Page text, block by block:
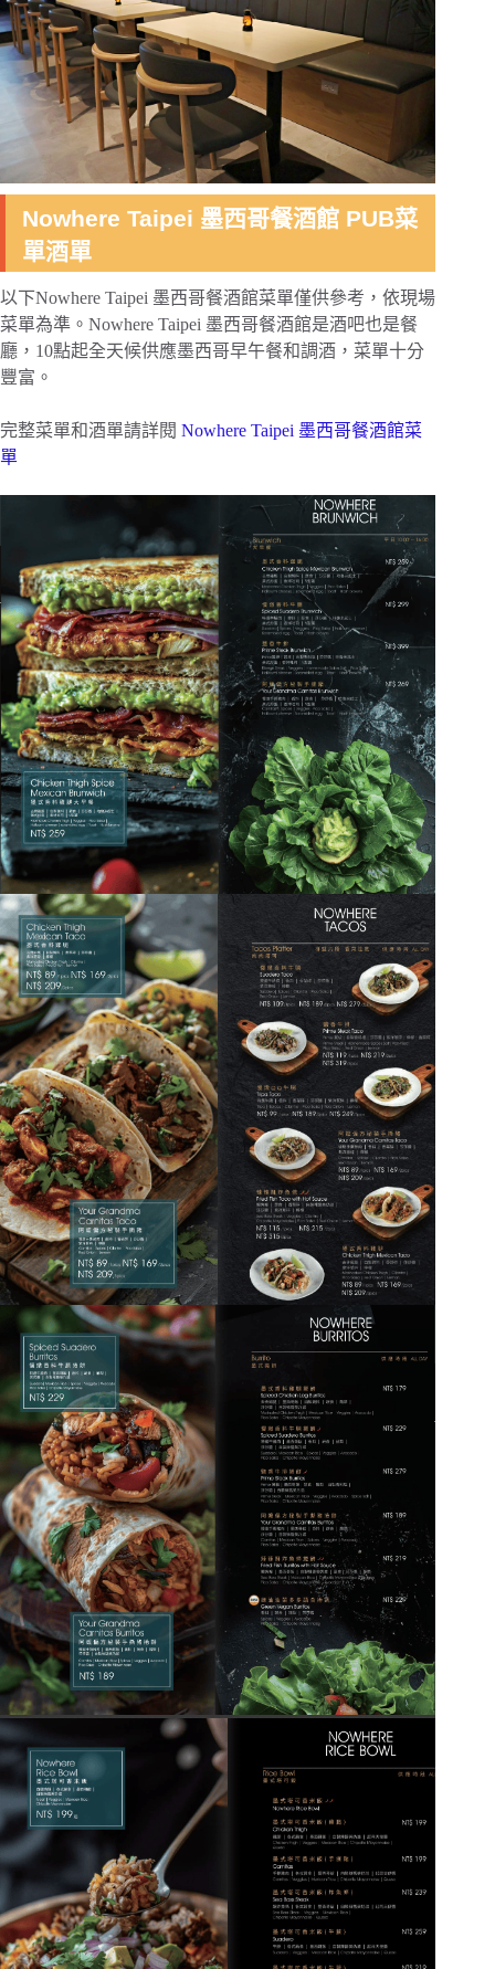
Nowhere Taipei 墨西哥餐酒館 PUB菜
單酒單
以下Nowhere Taipei 墨西哥餐酒館菜單僅供參考，依現場
菜單為準。Nowhere Taipei 墨西哥餐酒館是酒吧也是餐
廳，10點起全天候供應墨西哥早午餐和調酒，菜單十分
豐富。
完整菜單和酒單請詳閱 Nowhere Taipei 墨西哥餐酒館菜
單